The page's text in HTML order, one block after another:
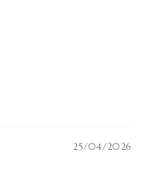
25/04/2026